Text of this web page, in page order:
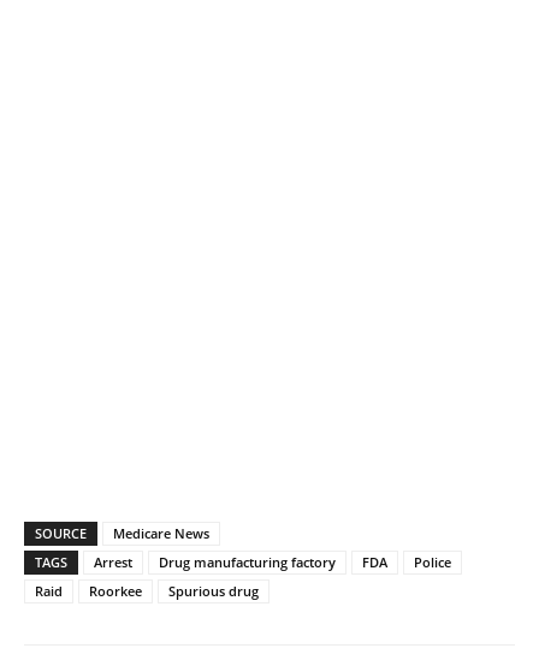
SOURCE
Medicare News
TAGS
Arrest Drug manufacturing factory FDA
Police
Raid
Roorkee Spurious drug